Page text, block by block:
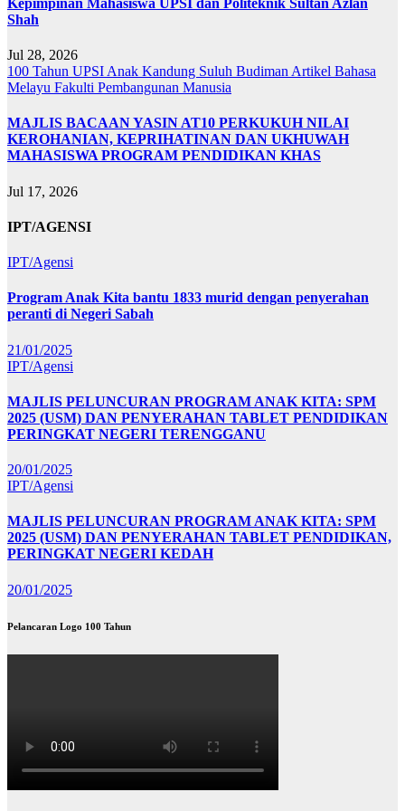
Shah
Jul 28, 2026
100 Tahun UPSI Anak Kandung Suluh Budiman Artikel Bahasa
Melayu Fakulti Pembangunan Manusia
MAJLIS BACAAN YASIN AT10 PERKUKUH NILAI
KEROHANIAN, KEPRIHATINAN DAN UKHUWAH
MAHASISWA PROGRAM PENDIDIKAN KHAS
Jul 17, 2026
IPT/AGENSI
IPT/Agensi
Program Anak Kita bantu 1833 murid dengan penyerahan
peranti di Negeri Sabah
21/01/2025
IPT/Agensi
MAJLIS PELUNCURAN PROGRAM ANAK KITA: SPM
2025 (USM) DAN PENYERAHAN TABLET PENDIDIKAN
PERINGKAT NEGERI TERENGGANU
20/01/2025
IPT/Agensi
MAJLIS PELUNCURAN PROGRAM ANAK KITA: SPM
2025 (USM) DAN PENYERAHAN TABLET PENDIDIKAN,
PERINGKAT NEGERI KEDAH
20/01/2025
Pelancaran Logo 100 Tahun